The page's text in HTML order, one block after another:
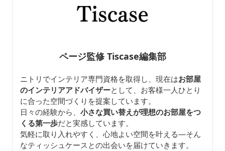
ページ監修 Tiscase編集部
ニトリでインテリア専門資格を取得し、現在はお部屋
のインテリアアドバイザーとして、お客様一人ひとり
に合った空間づくりを提案しています。
日々の経験から、 小さな買い替えが理想のお部屋をつ
くる第一歩だと実感しています。
気軽に取り入れやすく、心地よい空間を叶える—そん
なティッシュケースとの出会いを届けていきます。